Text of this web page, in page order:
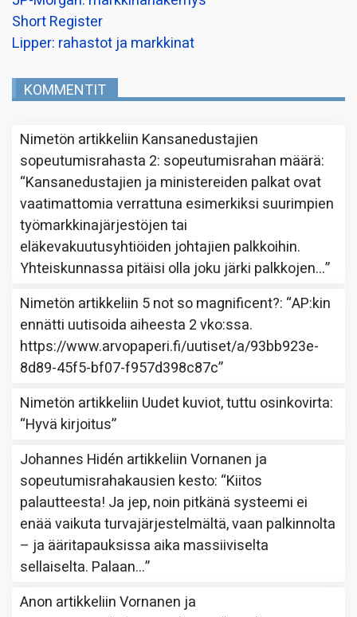
Short Register
Lipper: rahastot ja markkinat
KOMMENTIT
Nimetön artikkeliin Kansanedustajien
sopeutumisrahasta 2: sopeutumisrahan määrä:
“Kansanedustajien ja ministereiden palkat ovat
vaatimattomia verrattuna esimerkiksi suurimpien
työmarkkinajärjestöjen tai
eläkevakuutusyhtiöiden johtajien palkkoihin.
Yhteiskunnassa pitäisi olla joku järki palkkojen…”
Nimetön artikkeliin 5 not so magnificent?: “AP:kin
ennätti uutisoida aiheesta 2 vko:ssa.
https://www.arvopaperi.fi/uutiset/a/93bb923e-
8d89-45f5-bf07-f957d398c87c”
Nimetön artikkeliin Uudet kuviot, tuttu osinkovirta:
“Hyvä kirjoitus”
Johannes Hidén artikkeliinVornanen ja
sopeutumisrahakausien kesto: “Kiitos
palautteesta! Ja jep, noin pitkänä systeemi ei
enää vaikuta turvajärjestelmältä, vaan palkinnolta
– ja ääritapauksissa aika massiiviselta
sellaiselta. Palaan…”
Anon artikkeliinVornanen ja